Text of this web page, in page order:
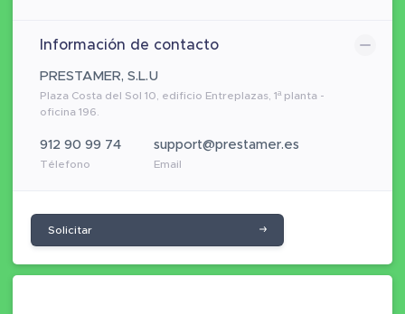
Información de contacto
PRESTAMER, S.L.U
Plaza Costa del Sol 10, edificio Entreplazas, 1ª planta -
oficina 196.
912 90 99 74
Télefono
support@prestamer.es
Email
Solicitar